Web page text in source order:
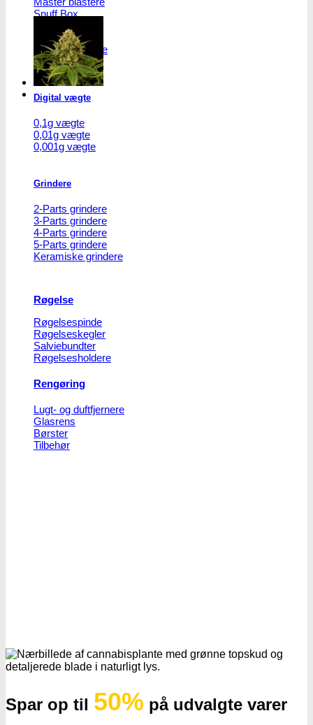
Snuff Box
Snifferør
Sniffesæt
Pulverbeholdere
Pulverknusere
Digital vægte
0,1g vægte
0,01g vægte
0,001g vægte
Grindere
2-Parts grindere
3-Parts grindere
4-Parts grindere
5-Parts grindere
Keramiske grindere
Røgelse
Røgelsespinde
Røgelseskegler
Salviebundter
Røgelsesholdere
Rengøring
Lugt- og duftfjernere
Glasrens
Børster
Tilbehør
varianter.
Mulighederne
vælges
varesiden
Spar op til 50% på udvalgte varer